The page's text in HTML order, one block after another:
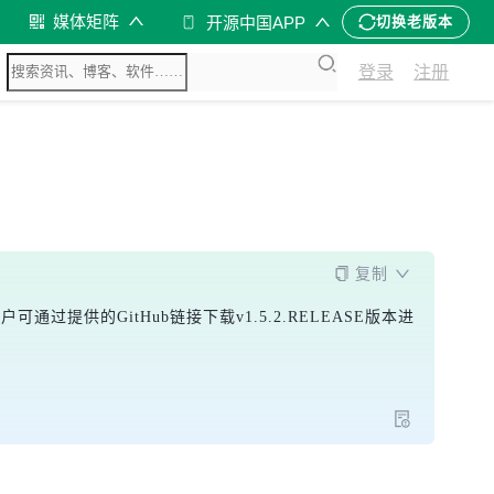
媒体矩阵 开源中国APP 切换老版本
登录 注册
复制
可通过提供的GitHub链接下载v1.5.2.RELEASE版本进